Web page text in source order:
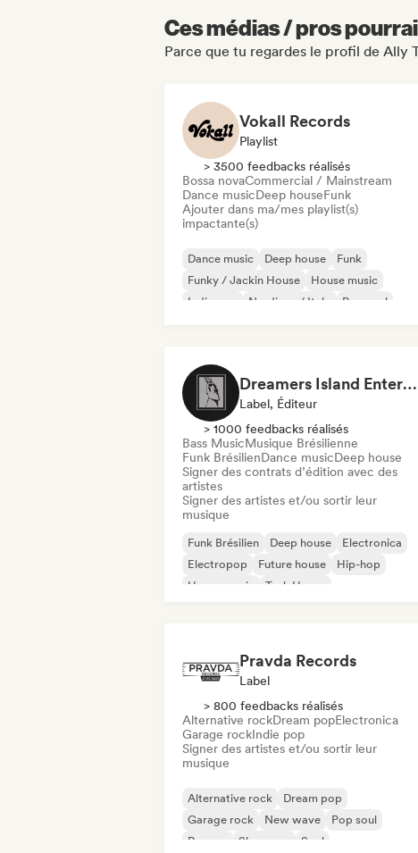
Ces médias / pros
Parce que tu regardes le profil de Ally
Vokall Records
Playlist
> 3500 feedbacks réalisés
Bossa novaCommercial / Mainstream
Dance musicDeep houseFunk
Ajouter dans ma/mes playlist(s)
impactante(s)
Dance music Deep house
Funk
Funky / Jackin House
House music
Indie pop
Nu-disco / Italo Pop soul
Dreamers Island Entertainment
Label, Éditeur
> 1000 feedbacks réalisés
Bass MusicMusique Brésilienne
Funk BrésilienDance musicDeep house
Signer des contrats d’édition avec des
artistes
Signer des artistes et/ou sortir leur
musique
Funk Brésilien Deep house
Electronica
Electropop
Future house
Hip-hop
House music
Tech House
Pravda Records
Label
> 800 feedbacks réalisés
Alternative rockDream popElectronica
Garage rockIndie pop
Signer des artistes et/ou sortir leur
musique
Alternative rock
Dream pop
Garage rock
New wave
Pop soul
Reggae
Shoegaze Soul